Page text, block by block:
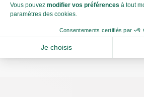
carbone de chaque plat et de faire des
toujours aussi gourmands. Plus